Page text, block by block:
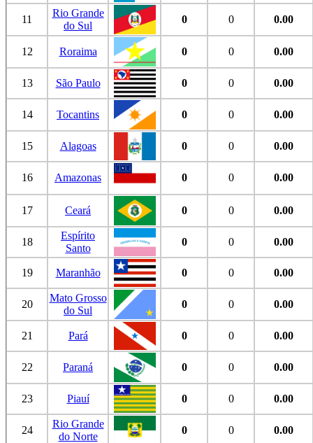
11
Rio Grande
do Sul
0 0 0.00
12 Roraima 0 0 0.00
13 São Paulo 0 0 0.00
14 Tocantins 0 0 0.00
15 Alagoas 0 0 0.00
16 Amazonas 0 0 0.00
17 Ceará 0 0 0.00
18
Espírito
Santo
0 0 0.00
19 Maranhão 0 0 0.00
20
Mato Grosso
do Sul
0 0 0.00
21 Pará 0 0 0.00
22 Paraná 0 0 0.00
23 Piauí 0 0 0.00
24
Rio Grande
do Norte
0 0 0.00